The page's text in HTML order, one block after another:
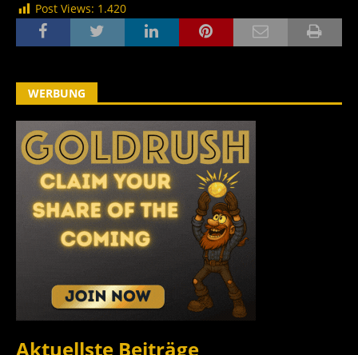
Post Views: 1.420
WERBUNG
Aktuellste Beiträge